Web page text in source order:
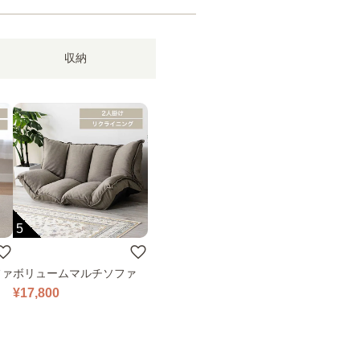
収納
5
ボリュームマルチソファ
¥17,800